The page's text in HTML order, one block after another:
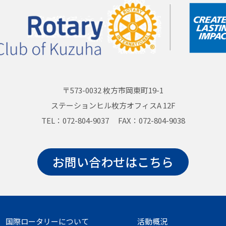
〒573-0032 枚方市岡東町19-1
ステーションヒル枚方オフィスA 12F
TEL：072-804-9037 FAX：072-804-9038
お問い合わせはこちら
国際ロータリーについて 活動概況